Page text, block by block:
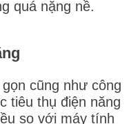
quá nặng nề.
cũng như công
tiêu thụ điện năng
so với máy tính